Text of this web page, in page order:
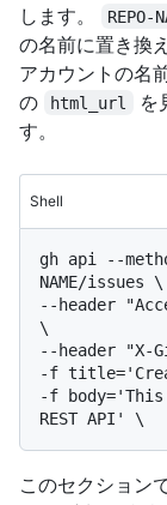
します。
REPO-
の名前に置き換え
アカウントの名
の
html_url
を
す。
Shell
gh api --
NAME/issues \
--header
\
--header "X-
-f
-f
このセクション